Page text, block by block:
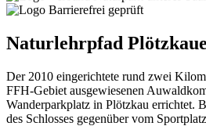
Naturlehrpfad
Der 2010 eingerichtete rund zwei
FFH-Gebiet ausgewiesenen
Wanderparkplatz in Plötzkau errichtet.
des Schlosses gegenüber vom